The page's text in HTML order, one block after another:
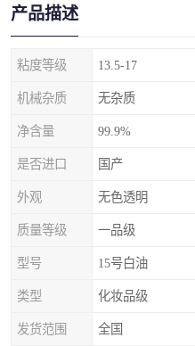
产品描述
粘度等级 13.5-17
机械杂质 无杂质
净含量 99.9%
是否进口 国产
外观 无色透明
质量等级 一品级
型号 15号白油
类型 化妆品级
发货范围 全国